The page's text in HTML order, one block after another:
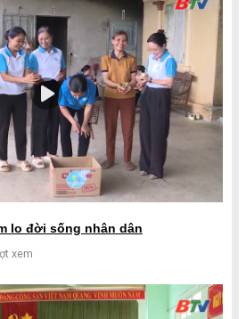
lo đời sống nhân dân
xem